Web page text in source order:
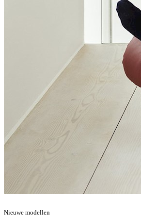
Nieuwe modellen